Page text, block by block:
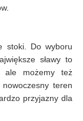
stoki. Do wyboru
sławy to
ale możemy też
teren
przyjazny dla